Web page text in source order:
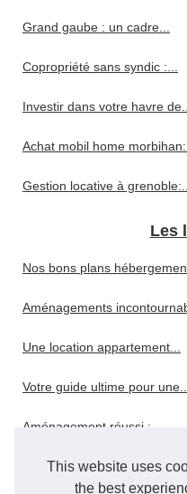
This website uses
the best
Grand gaube : un cadre...
Copropriété sans syndic :...
Investir dans votre havre de...
Achat mobil home
Gestion locative à grenoble:...
Les
Nos bons plans
Aménagements
Une location appartement...
Votre guide ultime pour une...
Aménagement réussi :...
Trouvez votre logement